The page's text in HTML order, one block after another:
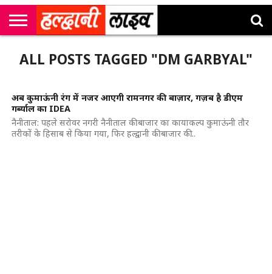
सी
एम
कॉर्नर
उत्तराखंड
न्यूज़
खेल
मनोरंजन
सम्पादकीय
जॉब
अलर्ट्स
ALL POSTS TAGGED "DM GARBYAL"
अब कुमाऊंनी रंग में नजर आएगी रामनगर की बाज़ार, गज़ब है डीएम
गर्ब्याल का IDEA
नैनीताल: पहले सरोवर नगरी नैनीताल की बाजार का कायाकल्प कुमाऊंनी तौर
तरीकों के हिसाब से किया गया, फिर हल्द्वानी की बाजार की...